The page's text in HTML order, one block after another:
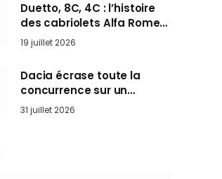
Duetto, 8C, 4C : l’histoire
des cabriolets Alfa Romeo,
ces Spider qui ont défini
l’art de rouler cheveux au
vent
19 juillet 2026
Dacia écrase toute la
concurrence sur un
marché où personne ne
l’attendait
31 juillet 2026